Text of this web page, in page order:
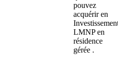
pouvez
acquérir en
LMNP en
résidence
gérée .